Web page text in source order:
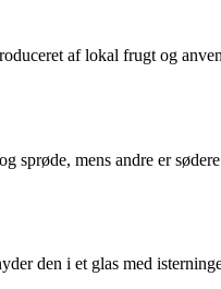
af lokal frugt og
sprøde, mens andre er
den i et glas med